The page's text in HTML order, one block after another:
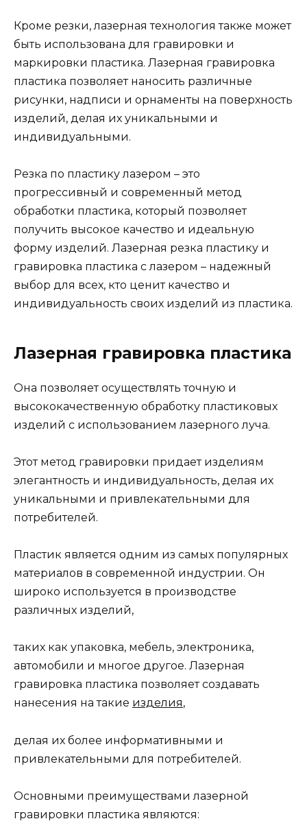
Кроме резки, лазерная технология также может
быть использована для гравировки и
маркировки пластика. Лазерная гравировка
пластика позволяет наносить различные
рисунки, надписи и орнаменты на поверхность
изделий, делая их уникальными и
индивидуальными.
Резка по пластику лазером – это
прогрессивный и современный метод
обработки пластика, который позволяет
получить высокое качество и идеальную
форму изделий. Лазерная резка пластику и
гравировка пластика с лазером – надежный
выбор для всех, кто ценит качество и
индивидуальность своих изделий из пластика.
Лазерная гравировка пластика
Она позволяет осуществлять точную и
высококачественную обработку пластиковых
изделий с использованием лазерного луча.
Этот метод гравировки придает изделиям
элегантность и индивидуальность, делая их
уникальными и привлекательными для
потребителей.
Пластик является одним из самых популярных
материалов в современной индустрии. Он
широко используется в производстве
различных изделий,
таких как упаковка, мебель, электроника,
автомобили и многое другое. Лазерная
гравировка пластика позволяет создавать
нанесения на такие изделия,
делая их более информативными и
привлекательными для потребителей.
Основными преимуществами лазерной
гравировки пластика являются: